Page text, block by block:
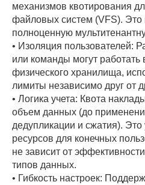
механизмов квотирования
файловых систем (VFS). Это
полноценную
• Изоляция пользователей:
или команды могут работать
физического хранилища,
лимиты независимо друг от
• Логика учета: Квота
объем данных (до
дедупликации и сжатия).
ресурсов для конечных
не зависит от
типов данных.
• Гибкость настроек: